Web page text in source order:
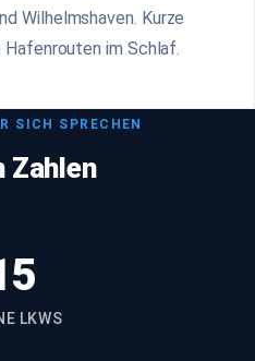
Wilhelmshaven. Kurze
im Schlaf.
SICH SPRECHEN
Zahlen
LKWS